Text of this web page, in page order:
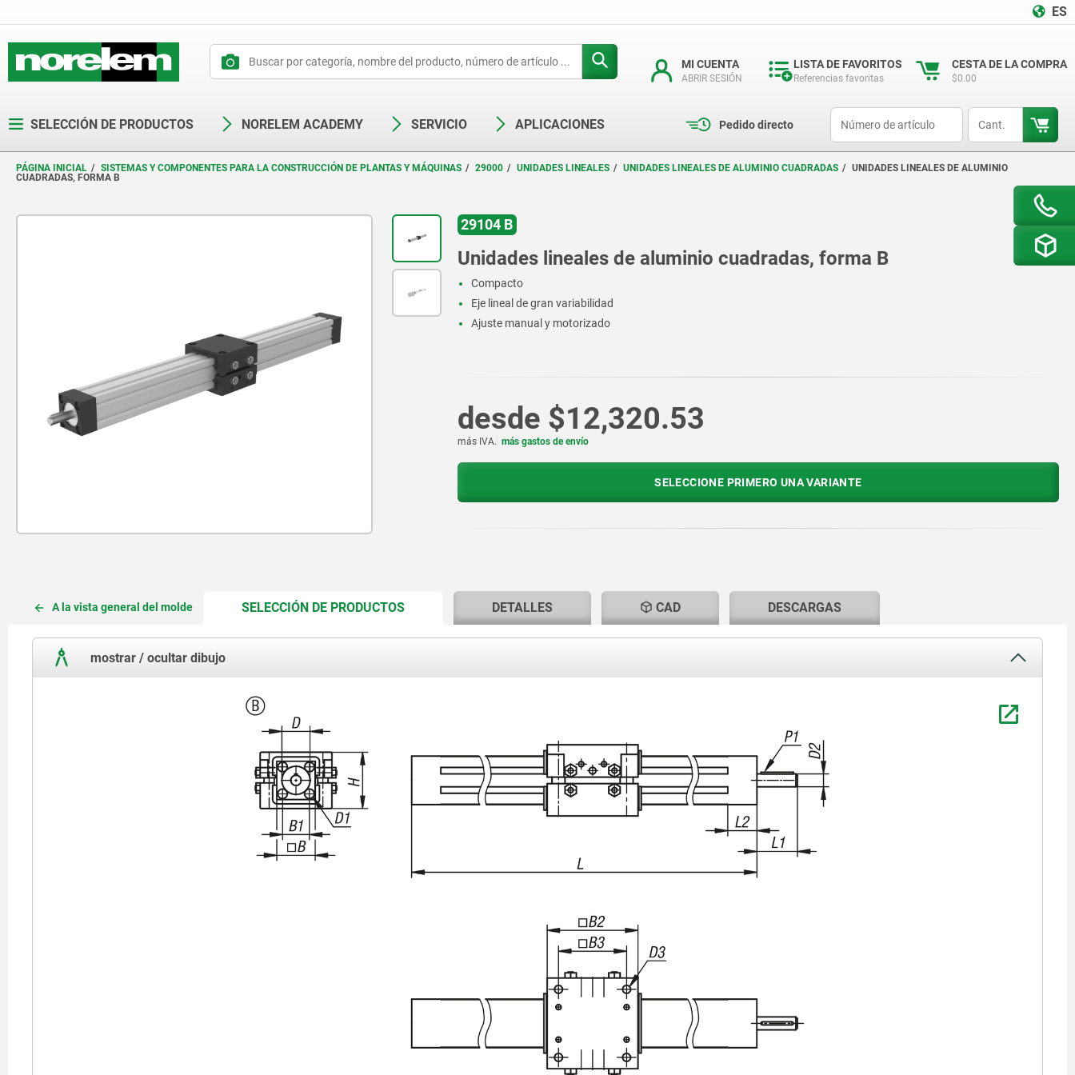
ES
MI CUENTA
ABRIR SESIÓN
LISTA DE FAVORITOS
Referencias favoritas
CESTA DE LA COMPRA
$0.00
SELECCIÓN DE PRODUCTOS NORELEM ACADEMY SERVICIO APLICACIONES Pedido directo
PÁGINA INICIAL SISTEMAS Y COMPONENTES PARA LA CONSTRUCCIÓN DE PLANTAS Y MÁQUINAS 29000 UNIDADES LINEALES UNIDADES LINEALES DE ALUMINIO CUADRADAS
UNIDADES LINEALES DE ALUMINIO
CUADRADAS, FORMA B
29104 B
Unidades lineales de aluminio cuadradas, forma B
Compacto
Eje lineal de gran variabilidad
Ajuste manual y motorizado
desde $12,320.53
más IVA. más gastos de envío
SELECCIONE PRIMERO UNA VARIANTE
A la vista general del molde SELECCIÓN DE PRODUCTOSCURRENT
CURRENT
DETALLES CAD DESCARGAS
mostrar / ocultar dibujo